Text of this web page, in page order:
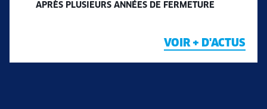
APRÈS PLUSIEURS ANNÉES DE FERMETURE
VOIR + D'ACTUS